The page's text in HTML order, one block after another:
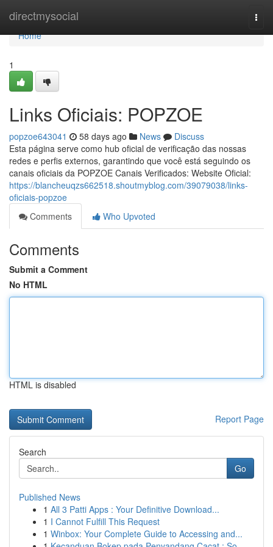
directmysocial
Home
Home
1
Links Oficiais: POPZOE
popzoe643041 58 days ago News
Discuss
Esta página serve como hub oficial de verificação das nossas
redes e perfis externos, garantindo que você está seguindo os
canais oficiais da POPZOE Canais Verificados: Website Oficial:
https://blancheuqzs662518.shoutmyblog.com/39079038/links-
oficiais-popzoe
Comments
Who Upvoted
Comments
Submit a Comment
No HTML
HTML is disabled
Report Page
Search
Go
Published News
1 All 3 Patti Apps : Your Definitive Download...
1 I Cannot Fulfill This Request
1 Winbox: Your Complete Guide to Accessing and...